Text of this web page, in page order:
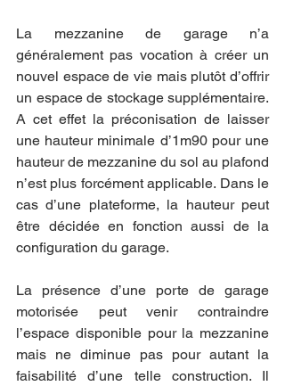
La mezzanine de garage n’a
généralement pas vocation à créer un
nouvel espace de vie mais plutôt d’offrir
un espace de stockage supplémentaire.
A cet effet la préconisation de laisser
une hauteur minimale d’1m90 pour une
hauteur de mezzanine du sol au plafond
n’est plus forcément applicable. Dans le
cas d’une plateforme, la hauteur peut
être décidée en fonction aussi de la
configuration du garage.
La présence d’une porte de garage
motorisée peut venir contraindre
l’espace disponible pour la mezzanine
mais ne diminue pas pour autant la
faisabilité d’une telle construction. Il